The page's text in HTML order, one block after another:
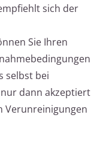
sich der
Sie Ihren
selbst bei
dann akzeptiert
Verunreinigungen